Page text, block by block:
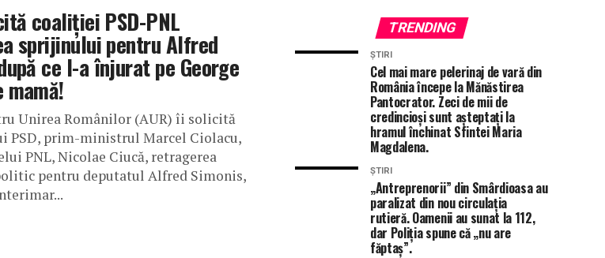
coaliției PSD-PNL
sprijinului pentru Alfred
ce l-a înjurat pe George
mamă!
Unirea Românilor (AUR) îi solicită
PSD, prim-ministrul Marcel Ciolacu,
PNL, Nicolae Ciucă, retragerea
pentru deputatul Alfred Simonis,
TRENDING
ȘTIRI
Cel mai mare pelerinaj de vară din
România începe la Mănăstirea
Pantocrator. Zeci de mii de
credincioși sunt așteptați la
hramul închinat Sfintei Maria
Magdalena.
ȘTIRI
„Antreprenorii” din Smârdioasa au
paralizat din nou circulația
rutieră. Oamenii au sunat la 112,
dar Poliția spune că „nu are
făptaș”.